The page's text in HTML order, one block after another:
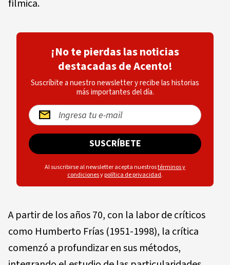
fílmica.
¡No te pierdas las noticias
destacadas de Acento!
Suscríbite a nuestro newsletter y recibe las historias
más importantes del día.
SUSCRÍBETE
Al suscribirse al newsletter acepta nuestrostérminos y
condicionesypolítica de privacidad.
A partir de los años 70, con la labor de críticos
como Humberto Frías (1951-1998), la crítica
comenzó a profundizar en sus métodos,